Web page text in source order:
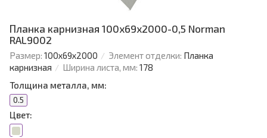
Планка карнизная 100х69х2000-0,5 Norman
RAL9002
Размер: 100х69х2000 Элемент отделки: Планка
карнизная
Ширина листа, мм: 178
Толщина металла, мм:
0.5
Цвет: